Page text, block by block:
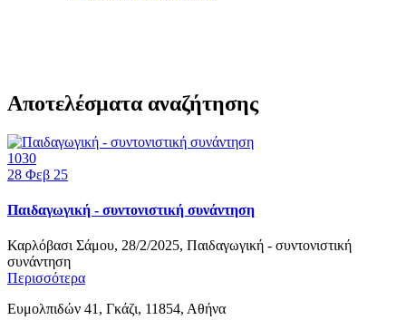
Αποτελέσματα αναζήτησης
1030
28 Φεβ 25
Παιδαγωγική - συντονιστική συνάντηση
Καρλόβασι Σάμου, 28/2/2025, Παιδαγωγική - συντονιστική
συνάντηση
Περισσότερα
Ευμολπιδών 41, Γκάζι, 11854, Αθήνα